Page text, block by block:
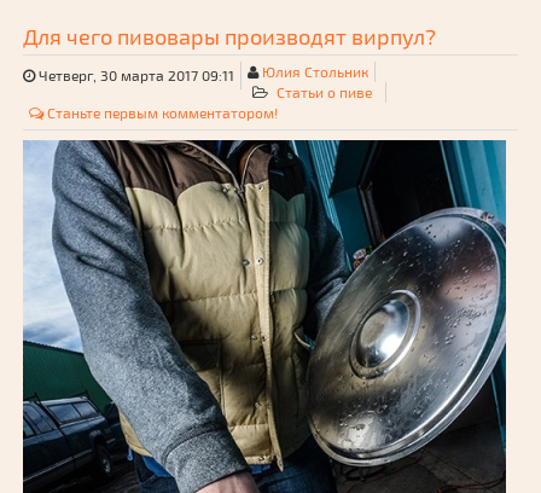
Для чего пивовары производят вирпул?
Четверг, 30 марта 2017 09:11
Юлия Стольник
Статьи о пиве
Станьте первым комментатором!